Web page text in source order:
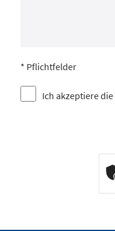
* Pflichtfelder
Ich akzeptiere die